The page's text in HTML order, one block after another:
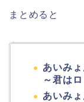
まとめると
あいみ
～君は
あいみ